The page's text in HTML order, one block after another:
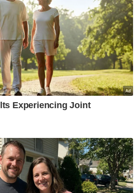
Ulum Al Mahfuz sasar
kompleks tahfiz baharu
tenunglah muka saya
lama, nanti saya dah
sudah tidak boleh tengok'
dipanah petir